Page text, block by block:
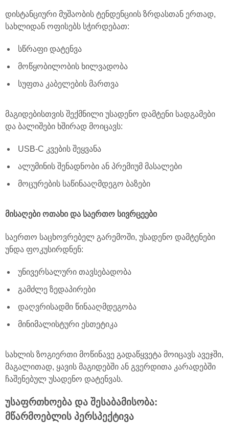
დისტანციური მუშაობის ტენდენციის ზრდასთან ერთად,
სახლიდან ოფისებს სჭირდებათ:
სწრაფი დატენვა
მოწყობილობის ხილვადობა
სუფთა კაბელების მართვა
მაგიდებისთვის შექმნილი უსადენო დამტენი სადგამები
და ბალიშები ხშირად მოიცავს:
USB-C კვების შეყვანა
ალუმინის შენადნობი ან პრემიუმ მასალები
მოცურების საწინააღმდეგო ბაზები
მისაღები ოთახი და საერთო სივრცეები
საერთო საცხოვრებელ გარემოში, უსადენო დამტენები
უნდა ფოკუსირდნენ:
უნივერსალური თავსებადობა
გამძლე ზედაპირები
დაღვრისადმი წინააღმდეგობა
მინიმალისტური ესთეტიკა
სახლის ზოგიერთი მოწინავე გადაწყვეტა მოიცავს ავეჯში,
მაგალითად, ყავის მაგიდებში ან გვერდითა კარადებში
ჩაშენებულ უსადენო დატენვას.
უსაფრთხოება და შესაბამისობა:
მწარმოებლის პერსპექტივა